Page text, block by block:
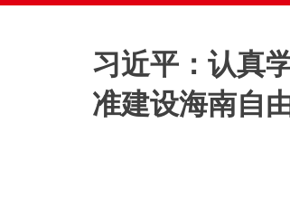
习近平：认真
准建设海南自